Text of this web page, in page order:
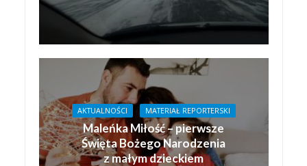
AKTUALNOŚCI MATERIAŁ REPORTERSKI
Maleńka Miłość – pierwsze
Święta Bożego Narodzenia
z małym dzieckiem